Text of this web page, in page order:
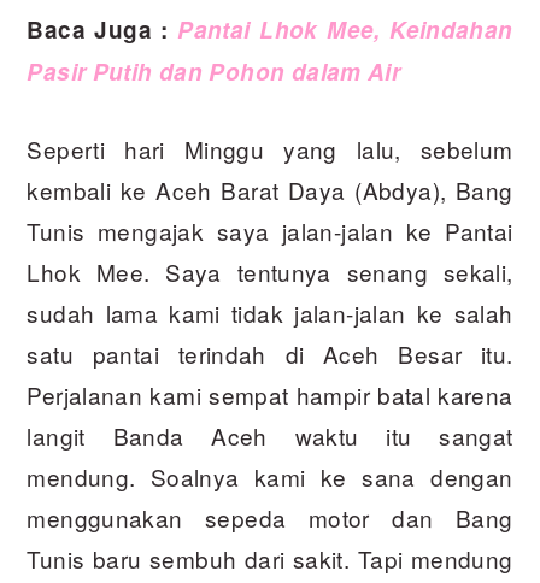
Baca Juga : Pantai Lhok Mee, Keindahan
Pasir Putih dan Pohon dalam Air
Seperti hari Minggu yang lalu, sebelum
kembali ke Aceh Barat Daya (Abdya), Bang
Tunis mengajak saya jalan-jalan ke Pantai
Lhok Mee. Saya tentunya senang sekali,
sudah lama kami tidak jalan-jalan ke salah
satu pantai terindah di Aceh Besar itu.
Perjalanan kami sempat hampir batal karena
langit Banda Aceh waktu itu sangat
mendung. Soalnya kami ke sana dengan
menggunakan sepeda motor dan Bang
Tunis baru sembuh dari sakit. Tapi mendung